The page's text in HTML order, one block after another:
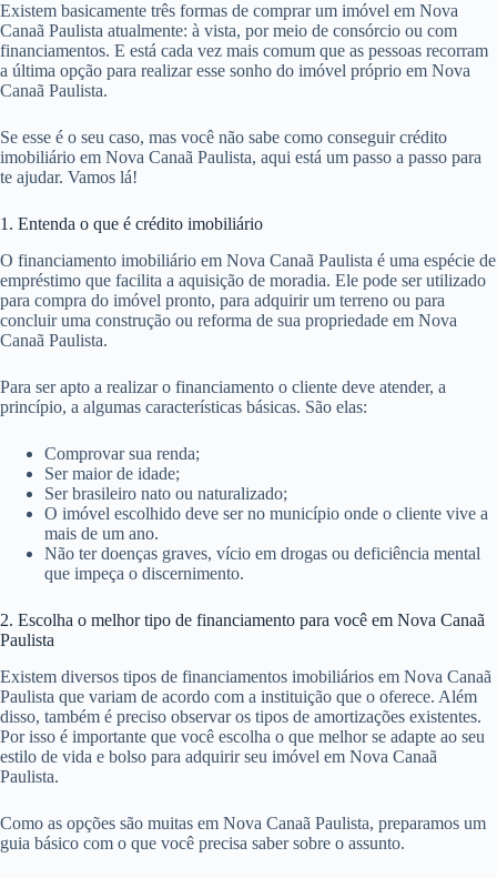
Existem basicamente três formas de comprar um imóvel em Nova
Canaã Paulista atualmente: à vista, por meio de consórcio ou com
financiamentos. E está cada vez mais comum que as pessoas recorram
a última opção para realizar esse sonho do imóvel próprio em Nova
Canaã Paulista.
Se esse é o seu caso, mas você não sabe como conseguir crédito
imobiliário em Nova Canaã Paulista, aqui está um passo a passo para
te ajudar. Vamos lá!
1. Entenda o que é crédito imobiliário
O financiamento imobiliário em Nova Canaã Paulista é uma espécie de
empréstimo que facilita a aquisição de moradia. Ele pode ser utilizado
para compra do imóvel pronto, para adquirir um terreno ou para
concluir uma construção ou reforma de sua propriedade em Nova
Canaã Paulista.
Para ser apto a realizar o financiamento o cliente deve atender, a
princípio, a algumas características básicas. São elas:
Comprovar sua renda;
Ser maior de idade;
Ser brasileiro nato ou naturalizado;
O imóvel escolhido deve ser no município onde o cliente vive a
mais de um ano.
Não ter doenças graves, vício em drogas ou deficiência mental
que impeça o discernimento.
2. Escolha o melhor tipo de financiamento para você em Nova Canaã
Paulista
Existem diversos tipos de financiamentos imobiliários em Nova Canaã
Paulista que variam de acordo com a instituição que o oferece. Além
disso, também é preciso observar os tipos de amortizações existentes.
Por isso é importante que você escolha o que melhor se adapte ao seu
estilo de vida e bolso para adquirir seu imóvel em Nova Canaã
Paulista.
Como as opções são muitas em Nova Canaã Paulista, preparamos um
guia básico com o que você precisa saber sobre o assunto.